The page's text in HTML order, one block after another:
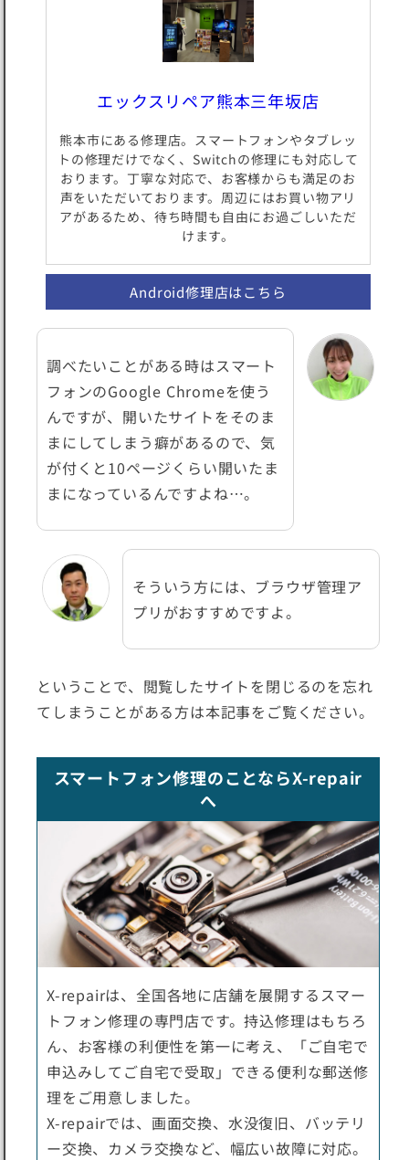
エックスリペア熊本三年坂店
熊本市にある修理店。スマートフォンやタブレッ
トの修理だけでなく、Switchの修理にも対応して
おります。丁寧な対応で、お客様からも満足のお
声をいただいております。周辺にはお買い物アリ
アがあるため、待ち時間も自由にお過ごしいただ
けます。
Android修理店はこちら
調べたいことがある時はスマート
フォンのGoogle Chromeを使う
んですが、開いたサイトをそのま
まにしてしまう癖があるので、気
が付くと10ページくらい開いたま
まになっているんですよね…。
そういう方には、ブラウザ管理ア
プリがおすすめですよ。
ということで、閲覧したサイトを閉じるのを忘れ
てしまうことがある方は本記事をご覧ください。
スマートフォン修理のことならX-repair
へ
X-repairは、全国各地に店舗を展開するスマー
トフォン修理の専門店です。持込修理はもちろ
ん、お客様の利便性を第一に考え、「ご自宅で
申込みしてご自宅で受取」できる便利な郵送修
理をご用意しました。
X-repairでは、画面交換、水没復旧、バッテリ
ー交換、カメラ交換など、幅広い故障に対応。